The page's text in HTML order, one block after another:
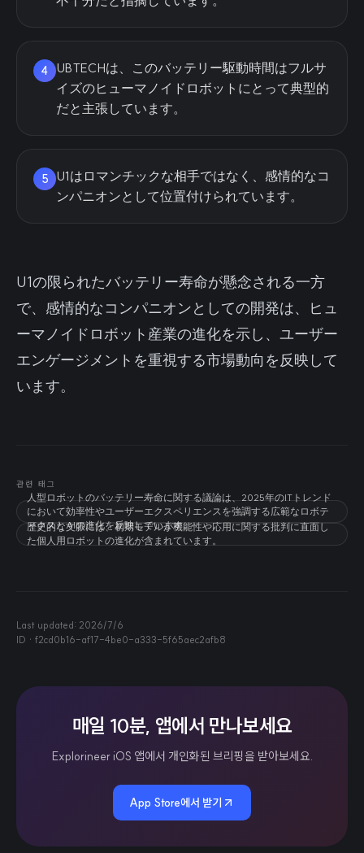
4
UBTECHは、このバッテリー駆動時間はフルサ
イズのヒューマノイドロボットにとって典型的
だと主張しています。
5
U1はロマンチックな相手ではなく、感情的なコ
ンパニオンとして位置付けられています。
U1の限られたバッテリー寿命が懸念される一方
で、感情的なコンパニオンとしての開発は、ヒュ
ーマノイドロボット産業の進化を示し、ユーザー
エンゲージメントを重視する市場動向を反映して
います。
관련 태그
人型ロボットのバッテリー寿命に関する議論は、2025年のITトレンド
において効率性やユーザーエクスペリエンスを強調する広範なロボテ
ィクスとAIの進化を反映しています。
歴史的な文脈には、初期モデルが機能性や応用に関する批判に直面し
た個人用ロボットの進化が含まれています。
Last updated: 2026/7/6
ID · f2cd0b16-af17-4be0-a333-5f65aec2afb8
매일 10분, 앱에서 만나보세요
Explorineer iOS 앱에서 개인화된 브리핑을 받아보세요.
App Store에서 받기